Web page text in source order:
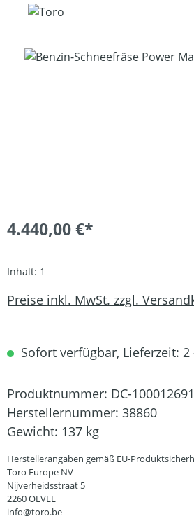
Bildergalerie überspringen
4.440,00 €*
Inhalt: 1
Preise inkl. MwSt. zzgl.
Sofort verfügbar, Lieferzeit: 2
Produktnummer: DC-100012691
Herstellernummer: 38860
Gewicht: 137 kg
Herstellerangaben gemäß EU-
Toro Europe NV
Nijverheidsstraat 5
2260 OEVEL
info@toro.be